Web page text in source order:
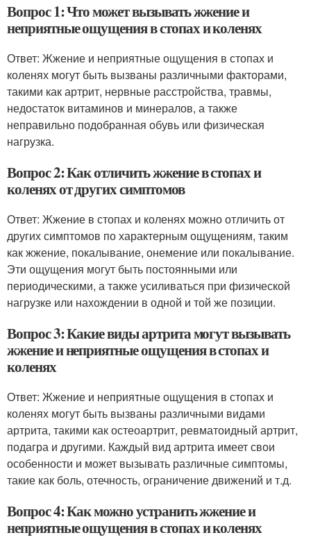
Вопрос 1: Что может вызывать жжение и
неприятные ощущения в стопах и коленях
Ответ: Жжение и неприятные ощущения в стопах и
коленях могут быть вызваны различными факторами,
такими как артрит, нервные расстройства, травмы,
недостаток витаминов и минералов, а также
неправильно подобранная обувь или физическая
нагрузка.
Вопрос 2: Как отличить жжение в стопах и
коленях от других симптомов
Ответ: Жжение в стопах и коленях можно отличить от
других симптомов по характерным ощущениям, таким
как жжение, покалывание, онемение или покалывание.
Эти ощущения могут быть постоянными или
периодическими, а также усиливаться при физической
нагрузке или нахождении в одной и той же позиции.
Вопрос 3: Какие виды артрита могут вызывать
жжение и неприятные ощущения в стопах и
коленях
Ответ: Жжение и неприятные ощущения в стопах и
коленях могут быть вызваны различными видами
артрита, такими как остеоартрит, ревматоидный артрит,
подагра и другими. Каждый вид артрита имеет свои
особенности и может вызывать различные симптомы,
такие как боль, отечность, ограничение движений и т.д.
Вопрос 4: Как можно устранить жжение и
неприятные ощущения в стопах и коленях